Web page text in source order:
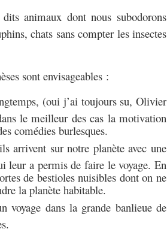
animaux dont nous subodorons
chats sans compter les insectes
sont envisageables :
(oui j’ai toujours su, Olivier
le meilleur des cas la motivation
comédies burlesques.
ils arrivent sur notre planète avec une
leur a permis de faire le voyage. En
de bestioles nuisibles dont on ne
la planète habitable.
dans la grande banlieue de